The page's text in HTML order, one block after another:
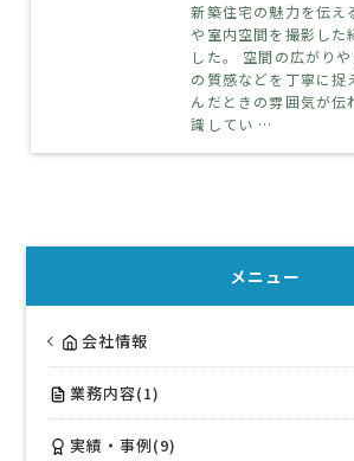
新築住宅の魅力を伝え
や室内空間を撮影した
した。 空間の広がり
の質感などを丁寧に捉
んだときの雰囲気が伝
識してい …
メニュー
会社情報
業務内容(1)
実績・事例(9)